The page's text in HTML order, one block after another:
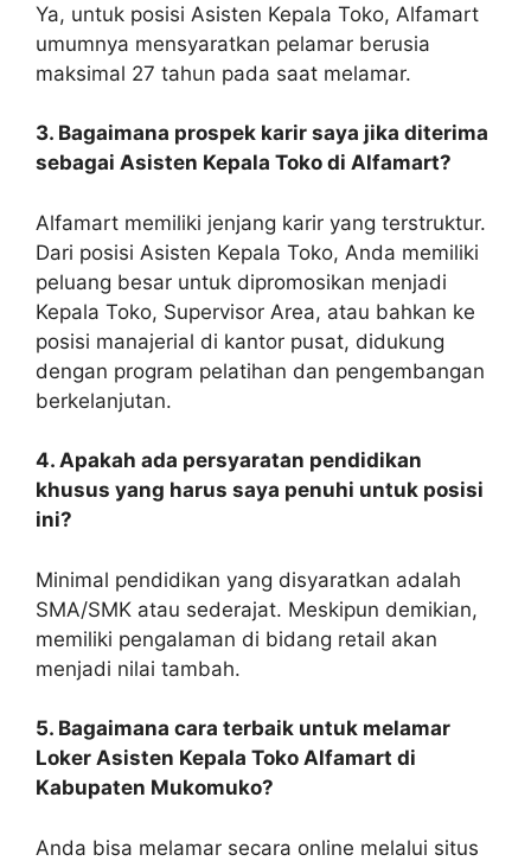
Ya, untuk posisi Asisten Kepala Toko, Alfamart
umumnya mensyaratkan pelamar berusia
maksimal 27 tahun pada saat melamar.
3. Bagaimana prospek karir saya jika diterima
sebagai Asisten Kepala Toko di Alfamart?
Alfamart memiliki jenjang karir yang terstruktur.
Dari posisi Asisten Kepala Toko, Anda memiliki
peluang besar untuk dipromosikan menjadi
Kepala Toko, Supervisor Area, atau bahkan ke
posisi manajerial di kantor pusat, didukung
dengan program pelatihan dan pengembangan
berkelanjutan.
4. Apakah ada persyaratan pendidikan
khusus yang harus saya penuhi untuk posisi
ini?
Minimal pendidikan yang disyaratkan adalah
SMA/SMK atau sederajat. Meskipun demikian,
memiliki pengalaman di bidang retail akan
menjadi nilai tambah.
5. Bagaimana cara terbaik untuk melamar
Loker Asisten Kepala Toko Alfamart di
Kabupaten Mukomuko?
Anda bisa melamar secara online melalui situs